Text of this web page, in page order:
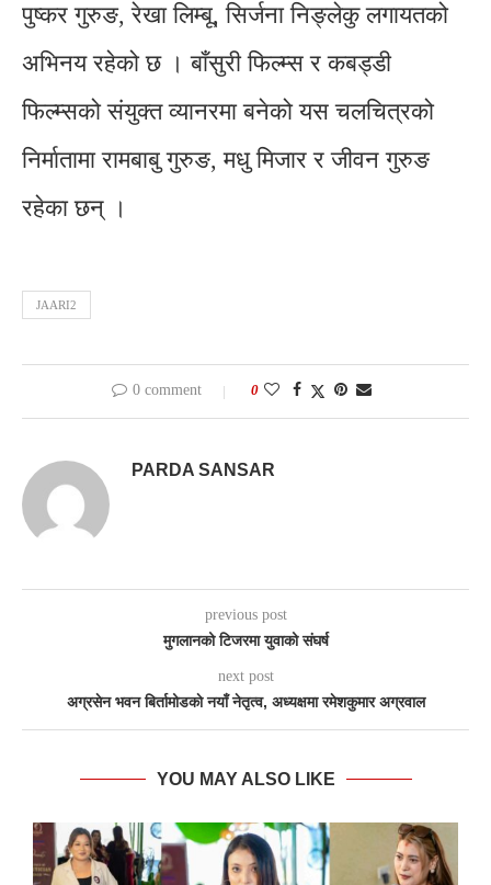
पुष्कर गुरुङ, रेखा लिम्बू, सिर्जना निङ्लेकु लगायतको
अभिनय रहेको छ । बाँसुरी फिल्म्स र कबड्डी
फिल्म्सको संयुक्त व्यानरमा बनेको यस चलचित्रको
निर्मातामा रामबाबु गुरुङ, मधु मिजार र जीवन गुरुङ
रहेका छन् ।
JAARI2
0 comment 0
PARDA SANSAR
previous post
मुगलानको टिजरमा युवाको संघर्ष
next post
अग्रसेन भवन बिर्तामोडकाे नयाँ नेतृत्व, अध्यक्षमा रमेशकुमार अग्रवाल
YOU MAY ALSO LIKE